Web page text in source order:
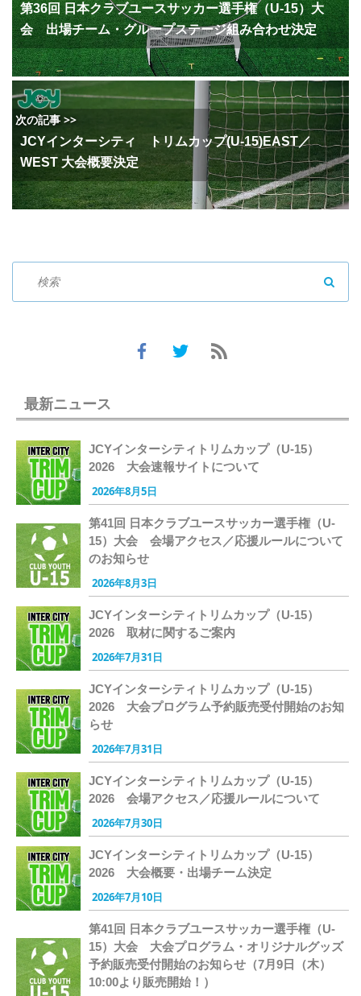
第36回 日本クラブユースサッカー選手権（U-15）大
会 出場チーム・グループステージ組み合わせ決定
次の記事 >>
JCYインターシティ トリムカップ(U-15)EAST／
WEST 大会概要決定
最新ニュース
JCYインターシティトリムカップ（U-15）
2026 大会速報サイトについて
2026年8月5日
第41回 日本クラブユースサッカー選手権（U-
15）大会 会場アクセス／応援ルールについて
のお知らせ
2026年8月3日
JCYインターシティトリムカップ（U-15）
2026 取材に関するご案内
2026年7月31日
JCYインターシティトリムカップ（U-15）
2026 大会プログラム予約販売受付開始のお知
らせ
2026年7月31日
JCYインターシティトリムカップ（U-15）
2026 会場アクセス／応援ルールについて
2026年7月30日
JCYインターシティトリムカップ（U-15）
2026 大会概要・出場チーム決定
2026年7月10日
第41回 日本クラブユースサッカー選手権（U-
15）大会 大会プログラム・オリジナルグッズ
予約販売受付開始のお知らせ（7月9日（木）
10:00より販売開始！）